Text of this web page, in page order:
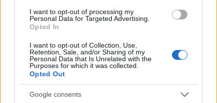
I want to opt-out of processing my
Personal Data for Targeted Advertising.
Opted In
I want to opt-out of Collection, Use,
Retention, Sale, and/or Sharing of my
Personal Data that Is Unrelated with the
Purposes for which it was collected.
Opted Out
Google consents
&#0;&#0;&#0;&#0;&#0;&#0;&#0;&#0;&#0; *
MINDEN NAPRA: 1 MONDATBAN IS; 2 KIÍRT
ÚTMUTATÓ IGE; 3*Protestáns-
RÚF*Károli*Katolikus*FORDÍTÁSBAN*HANGZÓ
ÖRÖMHÍRTÁR* http://www.garainyh.hu ***
https://garainyh.blog.hu/ ***
http://utmutato.blog.hu ***…